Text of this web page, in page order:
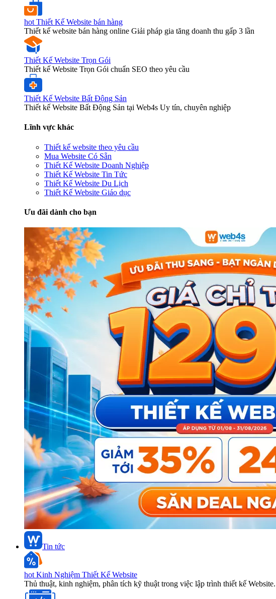
hot Thiết Kế Website bán hàng
Thiết kế website bán hàng online Giải pháp gia tăng doanh thu gấp 3 lần
Thiết Kế Website Trọn Gói
Thiết kế Website Trọn Gói chuẩn SEO theo yêu cầu
Thiết Kế Website Bất Động Sản
Thiết kế Website Bất Động Sản tại Web4s Uy tín, chuyên nghiệp
Lĩnh vực khác
Thiết kế website theo yêu cầu
Mua Website Có Sẵn
Thiết Kế Website Doanh Nghiệp
Thiết Kế Website Tin Tức
Thiết Kế Website Du Lịch
Thiết Kế Website Giáo dục
Ưu đãi dành cho bạn
Tin tức
hot Kinh Nghiệm Thiết Kế Website
Thủ thuật, kinh nghiệm, phân tích kỹ thuật trong việc lập trình thiết kế Website.